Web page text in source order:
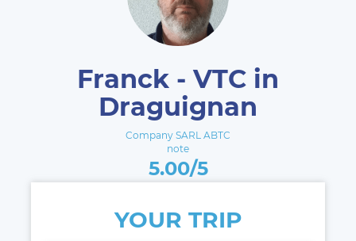
Franck - VTC in
Draguignan
Company SARL ABTC
note
5.00/5
YOUR TRIP